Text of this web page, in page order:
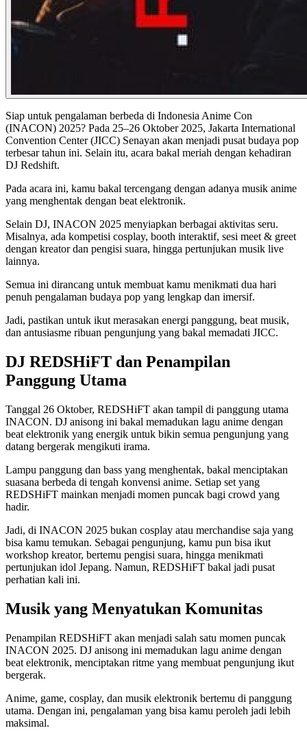
Siap untuk pengalaman berbeda di Indonesia Anime Con
(INACON) 2025? Pada 25–26 Oktober 2025, Jakarta International
Convention Center (JICC) Senayan akan menjadi pusat budaya pop
terbesar tahun ini. Selain itu, acara bakal meriah dengan kehadiran
DJ Redshift.
Pada acara ini, kamu bakal tercengang dengan adanya musik anime
yang menghentak dengan beat elektronik.
Selain DJ, INACON 2025 menyiapkan berbagai aktivitas seru.
Misalnya, ada kompetisi cosplay, booth interaktif, sesi meet & greet
dengan kreator dan pengisi suara, hingga pertunjukan musik live
lainnya.
Semua ini dirancang untuk membuat kamu menikmati dua hari
penuh pengalaman budaya pop yang lengkap dan imersif.
Jadi, pastikan untuk ikut merasakan energi panggung, beat musik,
dan antusiasme ribuan pengunjung yang bakal memadati JICC.
DJ REDSHiFT dan Penampilan
Panggung Utama
Tanggal 26 Oktober, REDSHiFT akan tampil di panggung utama
INACON. DJ anisong ini bakal memadukan lagu anime dengan
beat elektronik yang energik untuk bikin semua pengunjung yang
datang bergerak mengikuti irama.
Lampu panggung dan bass yang menghentak, bakal menciptakan
suasana berbeda di tengah konvensi anime. Setiap set yang
REDSHiFT mainkan menjadi momen puncak bagi crowd yang
hadir.
Jadi, di INACON 2025 bukan cosplay atau merchandise saja yang
bisa kamu temukan. Sebagai pengunjung, kamu pun bisa ikut
workshop kreator, bertemu pengisi suara, hingga menikmati
pertunjukan idol Jepang. Namun, REDSHiFT bakal jadi pusat
perhatian kali ini.
Musik yang Menyatukan Komunitas
Penampilan REDSHiFT akan menjadi salah satu momen puncak
INACON 2025. DJ anisong ini memadukan lagu anime dengan
beat elektronik, menciptakan ritme yang membuat pengunjung ikut
bergerak.
Anime, game, cosplay, dan musik elektronik bertemu di panggung
utama. Dengan ini, pengalaman yang bisa kamu peroleh jadi lebih
maksimal.